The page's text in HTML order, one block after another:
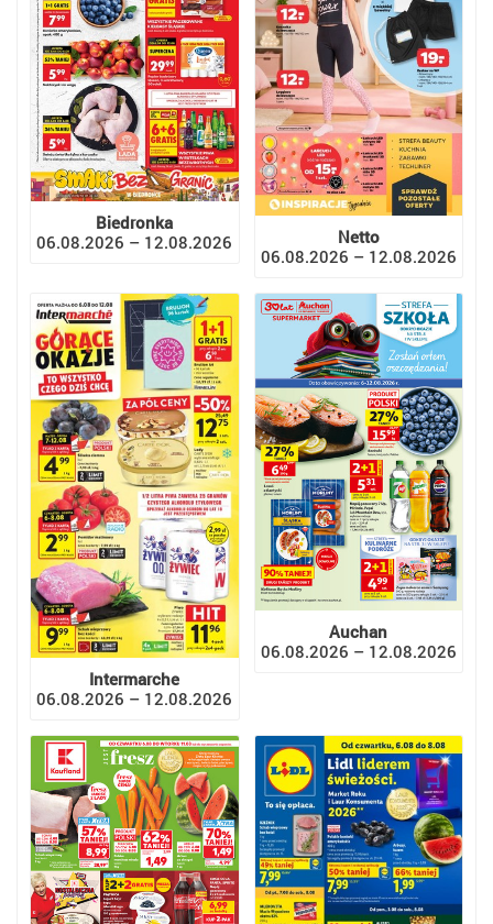
Biedronka
06.08.2026 – 12.08.2026
Netto
06.08.2026 – 12.08.2026
Intermarche
06.08.2026 – 12.08.2026
Auchan
06.08.2026 – 12.08.2026